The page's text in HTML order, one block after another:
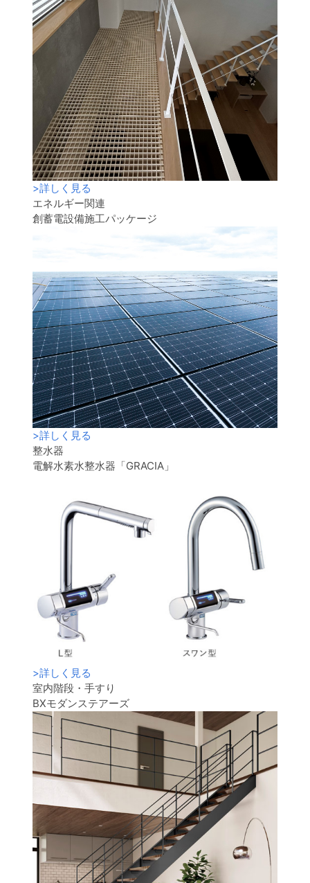
>詳しく見る
エネルギー関連
創蓄電設備施工パッケージ
>詳しく見る
整水器
電解水素水整水器「GRACIA」
>詳しく見る
室内階段・手すり
BXモダンステアーズ